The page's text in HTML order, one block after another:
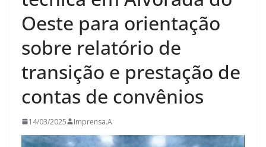
Oeste para orientação
sobre relatório de
transição e prestação de
contas de convênios
14/03/2025 Imprensa.A